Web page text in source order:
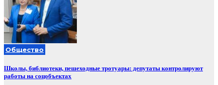
Общество
Школы, библиотеки, пешеходные тротуары: депутаты контролируют
работы на соцобъектах